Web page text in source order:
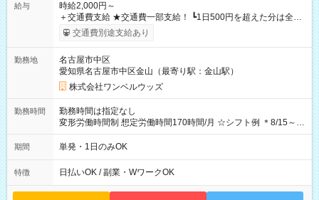
給与
時給2,000円～
＋交通費支給 ★交通費一部支給！ ┗1日500円を超えた分は全額
支給！ ※往復500円以内の方は自己負担となります ★日払い
OK！（規定あり） ┗働いたその日に現金GET♪ お仕事後はコン
期間なし
交通費別途支給あり
勤務地
名古屋市中区
愛知県名古屋市中区金山（最寄り駅：金山駅）
株式会社ワンベルウッズ
勤務時間
勤務時間は指定なし
変形労働時間制 想定労働時間170時間/月 ☆シフト例 ＊8/15～
10/26 全日共通 08：00～12：00 17：00～21：00 ＊8/31
～9/19のみ下記シフトもあります！ 12：00～16：00 ＊9/6～
00
期間 単発・1日のみOK
特徴 日払いOK / 副業・WワークOK